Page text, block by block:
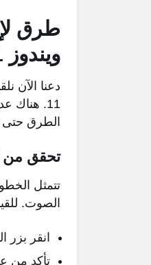
طرق
ويندوز 11
دعنا الآن
11.
الطرق حتى
تحقق من
الصوت.
انقر
تأكد من